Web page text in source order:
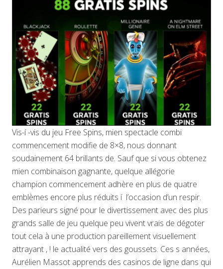
Vis-í -vis du jeu Free Spins, mien spectacle combi
commencement modifie de 8×8, nous donnant
soudainement 64 brillants de. Sauf que si vous obtenez
mien combinaison gagnante, quelque allégorie
champion commencement adhère en plus de quatre
emblèmes encore plus réduits í l’occasion d’un respir.
Des parieurs signé pour le divertissement avec des plus
grands salle de jeu quelque peu vivent vrais de dégoter
tout cela à une production pareillement visuellement
attrayant , ! le actualité vers des goussets. Ces s années,
Aurélien Massot apprends des casinos de ligne dans qui